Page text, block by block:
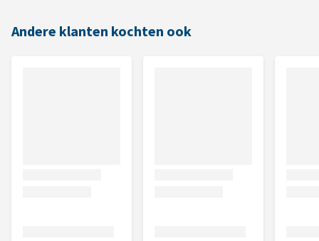
Andere klanten kochten ook